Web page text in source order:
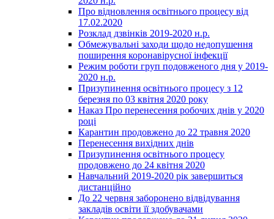
Про відновлення освітнього процесу від
17.02.2020
Розклад дзвінків 2019-2020 н.р.
Обмежувальні заходи щодо недопушення
поширення коронавірусної інфекції
Режим роботи груп подовженого дня у 2019-
2020 н.р.
Призупинення освітнього процесу з 12
березня по 03 квітня 2020 року
Наказ Про перенесення робочих днів у 2020
році
Карантин продовжено до 22 травня 2020
Перенесення вихідних днів
Призупинення освітнього процесу
продовжено до 24 квітня 2020
Навчальний 2019-2020 рік завершиться
дистанційно
До 22 червня заборонено відвідування
закладів освіти її здобувачами